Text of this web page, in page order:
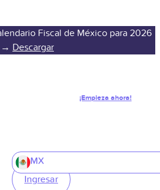
Fiscal de México para 2026
→ Descargar
¡Empieza ahora!
MX
Ingresar